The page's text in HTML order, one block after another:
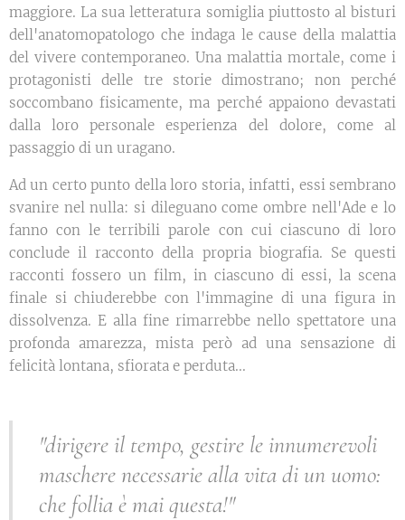
maggiore. La sua letteratura somiglia piuttosto al bisturi
dell'anatomopatologo che indaga le cause della malattia
del vivere contemporaneo. Una malattia mortale, come i
protagonisti delle tre storie dimostrano; non perché
soccombano fisicamente, ma perché appaiono devastati
dalla loro personale esperienza del dolore, come al
passaggio di un uragano.
Ad un certo punto della loro storia, infatti, essi sembrano
svanire nel nulla: si dileguano come ombre nell'Ade e lo
fanno con le terribili parole con cui ciascuno di loro
conclude il racconto della propria biografia. Se questi
racconti fossero un film, in ciascuno di essi, la scena
finale si chiuderebbe con l'immagine di una figura in
dissolvenza. E alla fine rimarrebbe nello spettatore una
profonda amarezza, mista però ad una sensazione di
felicità lontana, sfiorata e perduta...
"dirigere il tempo, gestire le innumerevoli
maschere necessarie alla vita di un uomo:
che follia è mai questa!"